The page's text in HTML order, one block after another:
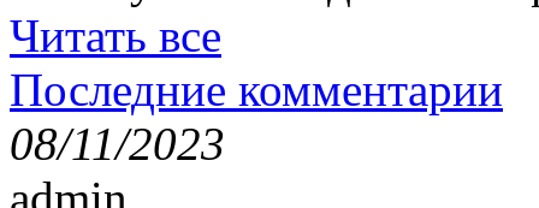
Читать все
Последние комментарии
08/11/2023
admin